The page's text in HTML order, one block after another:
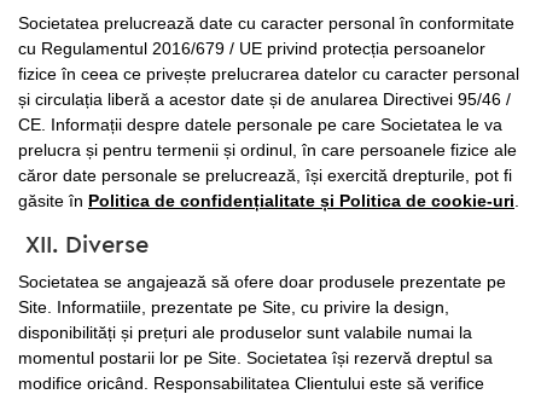
Societatea prelucrează date cu caracter personal în conformitate
cu Regulamentul 2016/679 / UE privind protecția persoanelor
fizice în ceea ce privește prelucrarea datelor cu caracter personal
și circulația liberă a acestor date și de anularea Directivei 95/46 /
CE. Informații despre datele personale pe care Societatea le va
prelucra și pentru termenii și ordinul, în care persoanele fizice ale
căror date personale se prelucrează, își exercită drepturile, pot fi
găsite în Politica de confidențialitate și Politica de cookie-uri
XII. Diverse
Societatea se angajează să ofere doar produsele prezentate pe
Site. Informatiile, prezentate pe Site, cu privire la design,
disponibilități și prețuri ale produselor sunt valabile numai la
momentul postarii lor pe Site. Societatea își rezervă dreptul sa
modifice oricând. Responsabilitatea Clientului este să verifice